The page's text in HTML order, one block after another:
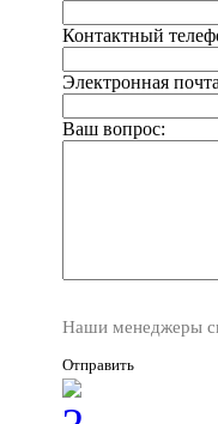
Контактный
Электронная
Ваш вопрос:
Наши менеджеры
Отправить